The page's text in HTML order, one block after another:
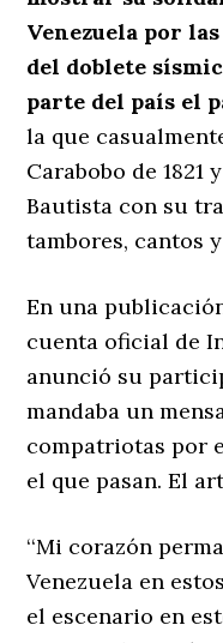
Venezuela por
del doblete
parte del país el
la que
Carabobo de 1821
Bautista con su
tambores, cantos
En una
cuenta oficial de
anunció su
mandaba un
compatriotas por
el que pasan. El
‘‘Mi corazón
Venezuela en
el escenario en